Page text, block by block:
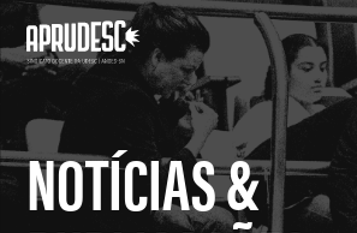
NOTÍCIAS &